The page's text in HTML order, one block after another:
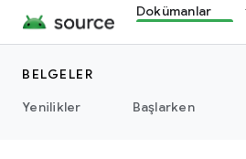
Dokümanlar
BELGELER
Yenilikler
Başlarken